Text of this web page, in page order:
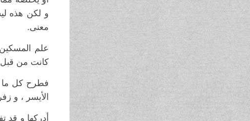
و لكن هذه
معنى.
علم
كانت من قبل
فطرح كل ما
الأيسر ، و
أدركها و